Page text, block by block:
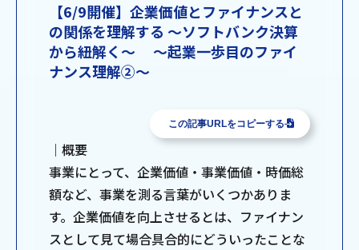
【6/9開催】企業価値とファイナンスと
の関係を理解する ～ソフトバンク決算
から紐解く～ ～起業一歩目のファイ
ナンス理解②～
この記事URLをコピーする
｜概要
事業にとって、企業価値・事業価値・時価総
額など、事業を測る言葉がいくつかありま
す。企業価値を向上させるとは、ファイナン
スとして見て場合具合的にどういったことな